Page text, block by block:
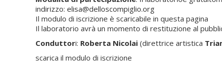
indirizzo: elisa@delloscompiglio.org
Il modulo di iscrizione è scaricabile in questa pagina
Il laboratorio avrà un momento di restituzione al
Conduttori: Roberta Nicolai (direttrice artistica
scarica il modulo di iscrizione